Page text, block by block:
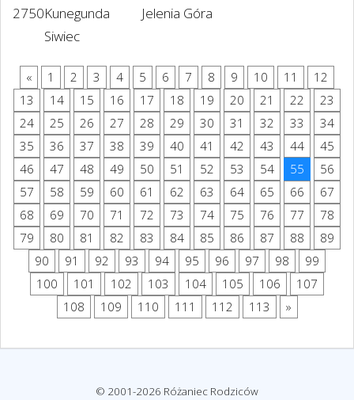
2750Kunegunda
Siwiec
Jelenia Góra
« 1 2 3 4 5 6 7 8 9 10 11
12
13
14 15 16 17 18 19 20 21 22
23
24
25 26 27 28 29 30 31 32 33
34
35
36 37 38 39 40 41 42 43 44
45
46
47 48 49 50 51 52 53 54 55
56
57
58 59 60 61 62 63 64 65 66
67
68
69 70 71 72 73 74 75 76 77
78
79
80 81 82 83 84 85 86 87 88
89
90
91 92 93 94 95 96 97 98
99
100
101 102 103 104 105 106
107
108
109 110 111 112 113 »
© 2001-2026 Różaniec Rodziców